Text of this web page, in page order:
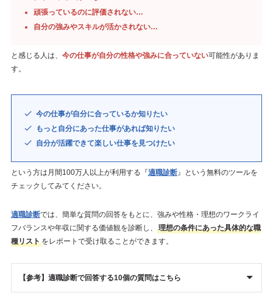
頑張っているのに評価されない…
自分の強みやスキルが活かされない…
と感じる人は、 今の仕事が自分の性格や強みに合っていない可能性がありま
す。
今の仕事が自分に合っているか知りたい
もっと自分にあった仕事があれば知りたい
自分が活躍できて楽しい仕事を見つけたい
という方は月間100万人以上が利用する『適職診断』という無料のツールを
チェックしてみてください。
適職診断では、簡単な質問の回答をもとに、強みや性格・理想のワークライ
フバランスや年収に関する価値観を診断し、
理想の条件にあった具体的な職
種リストをレポートで受け取ることができます。
【参考】適職診断で回答する10個の質問はこちら